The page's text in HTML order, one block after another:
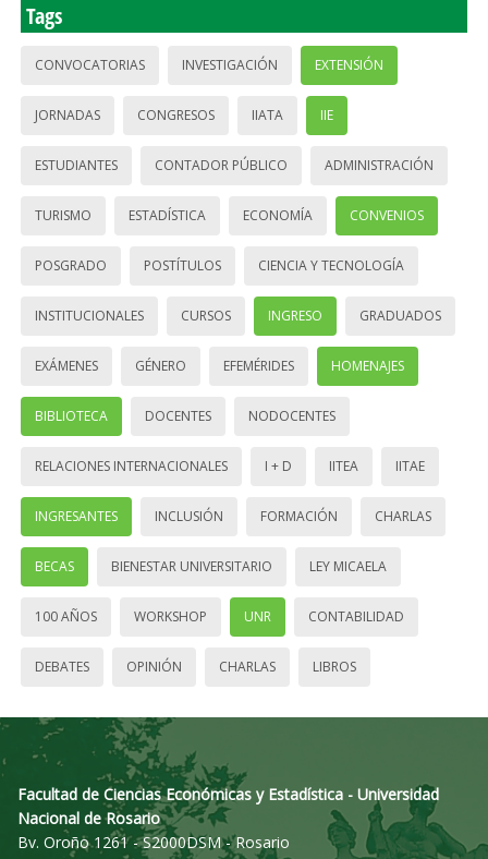
Tags
CONVOCATORIAS INVESTIGACIÓN EXTENSIÓN
JORNADAS CONGRESOS IIATA IIE
ESTUDIANTES CONTADOR PÚBLICO ADMINISTRACIÓN
TURISMO ESTADÍSTICA ECONOMÍA CONVENIOS
POSGRADO POSTÍTULOS CIENCIA Y TECNOLOGÍA
INSTITUCIONALES CURSOS INGRESO GRADUADOS
EXÁMENES GÉNERO EFEMÉRIDES HOMENAJES
BIBLIOTECA DOCENTES NODOCENTES
RELACIONES INTERNACIONALES I + D IITEA IITAE
INGRESANTES INCLUSIÓN FORMACIÓN CHARLAS
BECAS BIENESTAR UNIVERSITARIO LEY MICAELA
100 AÑOS WORKSHOP UNR CONTABILIDAD
DEBATES OPINIÓN CHARLAS LIBROS
Facultad de Ciencias Económicas y Estadística - Universidad
Nacional de Rosario
Bv. Oroño 1261 - S2000DSM - Rosario